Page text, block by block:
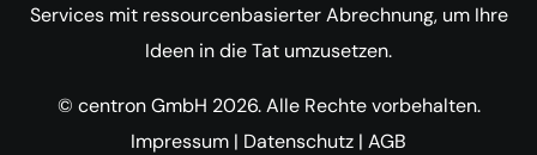
Services mit ressourcenbasierter Abrechnung, um Ihre
Ideen in die Tat umzusetzen.
© centron GmbH 2026. Alle Rechte vorbehalten.
Impressum | Datenschutz | AGB